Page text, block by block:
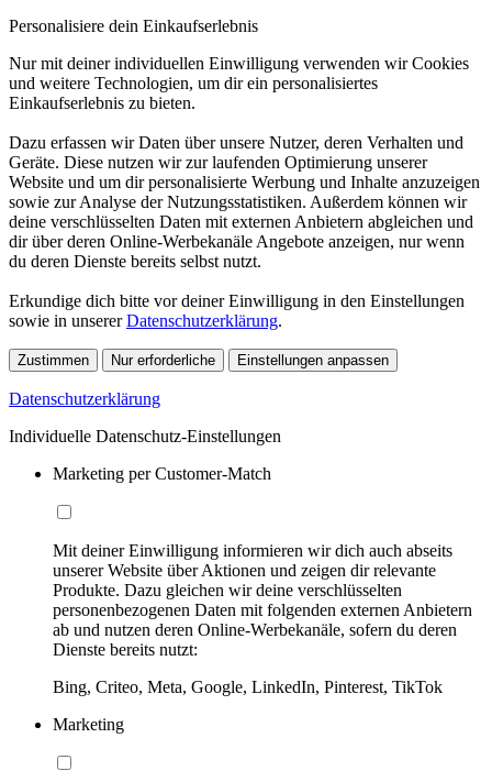
Personalisiere dein Einkaufserlebnis
Nur mit deiner individuellen Einwilligung verwenden wir Cookies
und weitere Technologien, um dir ein personalisiertes
Einkaufserlebnis zu bieten.
Dazu erfassen wir Daten über unsere Nutzer, deren Verhalten und
Geräte. Diese nutzen wir zur laufenden Optimierung unserer
Website und um dir personalisierte Werbung und Inhalte anzuzeigen
sowie zur Analyse der Nutzungsstatistiken. Außerdem können wir
deine verschlüsselten Daten mit externen Anbietern abgleichen und
dir über deren Online-Werbekanäle Angebote anzeigen, nur wenn
du deren Dienste bereits selbst nutzt.
Erkundige dich bitte vor deiner Einwilligung in den Einstellungen
sowie in unsererDatenschutzerklärung.
Zustimmen Nur erforderliche Einstellungen anpassen
Datenschutzerklärung
Individuelle Datenschutz-Einstellungen
Marketing per Customer-Match
Mit deiner Einwilligung informieren wir dich auch abseits
unserer Website über Aktionen und zeigen dir relevante
Produkte. Dazu gleichen wir deine verschlüsselten
personenbezogenen Daten mit folgenden externen Anbietern
ab und nutzen deren Online-Werbekanäle, sofern du deren
Dienste bereits nutzt:
Bing, Criteo, Meta, Google, LinkedIn, Pinterest, TikTok
Marketing